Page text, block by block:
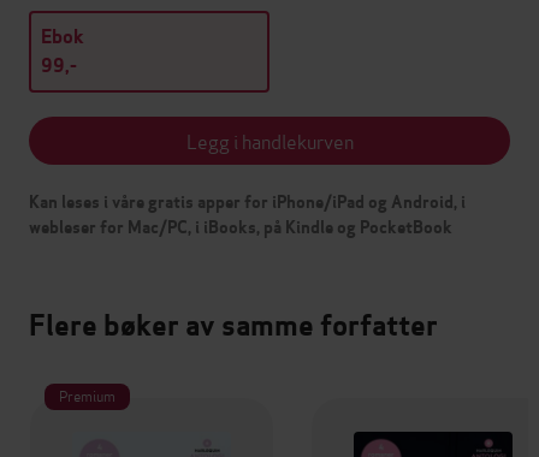
Ebok
99,-
Legg i handlekurven
Kan leses i våre gratis apper for iPhone/iPad og Android, i
webleser for Mac/PC, i iBooks, på Kindle og PocketBook
Flere bøker av samme forfatter
Premium